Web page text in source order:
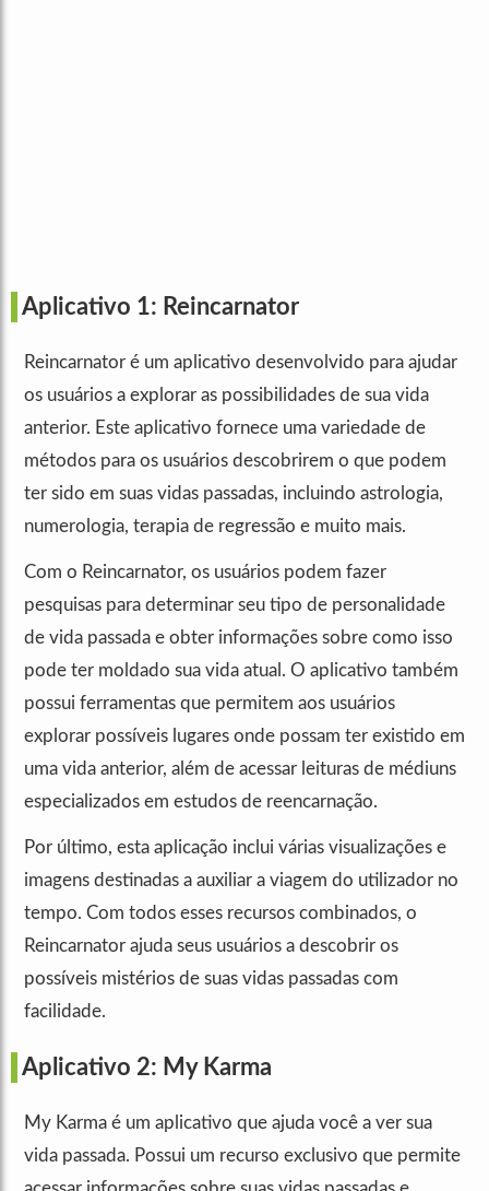
Aplicativo 1: Reincarnator
Reincarnator é um aplicativo desenvolvido para ajudar
os usuários a explorar as possibilidades de sua vida
anterior. Este aplicativo fornece uma variedade de
métodos para os usuários descobrirem o que podem
ter sido em suas vidas passadas, incluindo astrologia,
numerologia, terapia de regressão e muito mais.
Com o Reincarnator, os usuários podem fazer
pesquisas para determinar seu tipo de personalidade
de vida passada e obter informações sobre como isso
pode ter moldado sua vida atual. O aplicativo também
possui ferramentas que permitem aos usuários
explorar possíveis lugares onde possam ter existido em
uma vida anterior, além de acessar leituras de médiuns
especializados em estudos de reencarnação.
Por último, esta aplicação inclui várias visualizações e
imagens destinadas a auxiliar a viagem do utilizador no
tempo. Com todos esses recursos combinados, o
Reincarnator ajuda seus usuários a descobrir os
possíveis mistérios de suas vidas passadas com
facilidade.
Aplicativo 2: My Karma
My Karma é um aplicativo que ajuda você a ver sua
vida passada. Possui um recurso exclusivo que permite